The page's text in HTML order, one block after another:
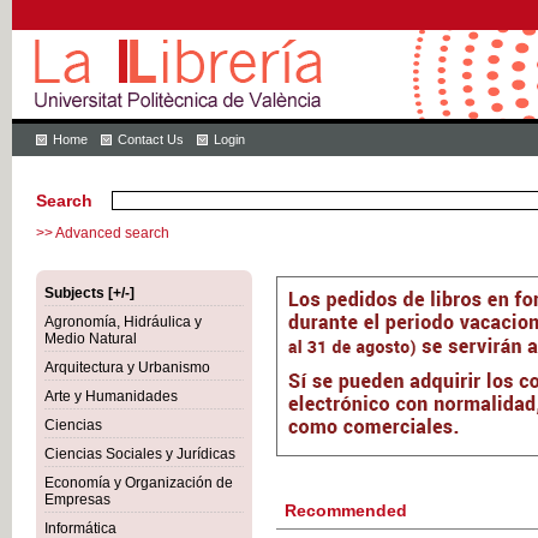
Home Contact Us Login
Search
>> Advanced search
Subjects [+/-]
Agronomía, Hidráulica y
Medio Natural
Arquitectura y Urbanismo
Arte y Humanidades
Ciencias
Ciencias Sociales y Jurídicas
Economía y Organización de
Empresas
Informática
Recommended